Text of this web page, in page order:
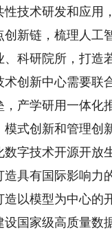
术研发和应用
创新链，梳理人工
科研院所，打造
术创新中心需要联
，产学研用一体化
式创新和管理创
技术开源开放生
具有国际影响力
造以模型为中心的
国家级高质量数